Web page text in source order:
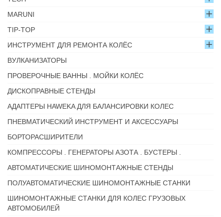
MARUNI
TIP-TOP
ИНСТРУМЕНТ ДЛЯ РЕМОНТА КОЛЁС
ВУЛКАНИЗАТОРЫ
ПРОВЕРОЧНЫЕ ВАННЫ . МОЙКИ КОЛЁС
ДИСКОПРАВНЫЕ СТЕНДЫ
АДАПТЕРЫ HAWEKA ДЛЯ БАЛАНСИРОВКИ КОЛЕС
ПНЕВМАТИЧЕСКИЙ ИНСТРУМЕНТ И АКСЕССУАРЫ
БОРТОРАСШИРИТЕЛИ
КОМПРЕССОРЫ . ГЕНЕРАТОРЫ АЗОТА . БУСТЕРЫ .
АВТОМАТИЧЕСКИЕ ШИНОМОНТАЖНЫЕ СТЕНДЫ
ПОЛУАВТОМАТИЧЕСКИЕ ШИНОМОНТАЖНЫЕ СТАНКИ
ШИНОМОНТАЖНЫЕ СТАНКИ ДЛЯ КОЛЕС ГРУЗОВЫХ
АВТОМОБИЛЕЙ